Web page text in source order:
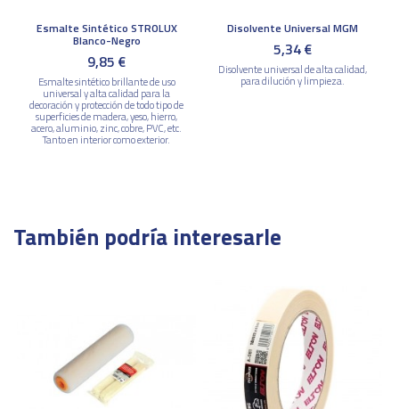
Esmalte Sintético STROLUX
Blanco-Negro
9,85 €
Esmalte sintético brillante de uso
universal y alta calidad para la
decoración y protección de todo tipo de
superficies de madera, yeso, hierro,
acero, aluminio, zinc, cobre, PVC, etc.
Tanto en interior como exterior.
Disolvente Universal MGM
5,34 €
Disolvente universal de alta calidad,
para dilución y limpieza.
También podría interesarle